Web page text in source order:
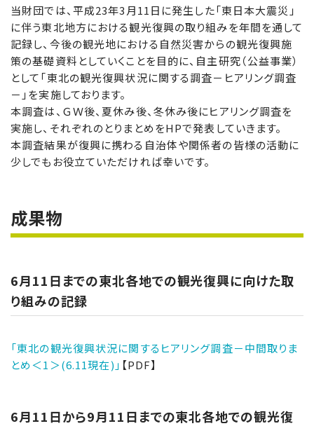
当財団では、平成23年3月11日に発生した「東日本大震災」
に伴う東北地方における観光復興の取り組みを年間を通して
記録し、今後の観光地における自然災害からの観光復興施
策の基礎資料としていくことを目的に、自主研究（公益事業）
として「東北の観光復興状況に関する調査－ヒアリング調査
－」を実施しております。
本調査は、ＧＷ後、夏休み後、冬休み後にヒアリング調査を
実施し、それぞれのとりまとめをHPで発表していきます。
本調査結果が復興に携わる自治体や関係者の皆様の活動に
少しでもお役立ていただければ幸いです。
成果物
6月11日までの東北各地での観光復興に向けた取
り組みの記録
「東北の観光復興状況に関するヒアリング調査－中間取りま
とめ＜1＞(6.11現在)」 【PDF】
6月11日から9月11日までの東北各地での観光復